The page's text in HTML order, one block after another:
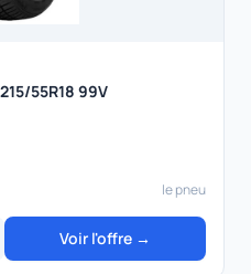
55R18 99V
le pneu
Voir l'offre →